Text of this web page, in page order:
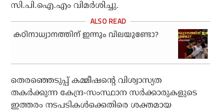
സി.പി.ഐ.എം വിമര്‍ശിച്ചു.
കഠിനാധ്വാനത്തിന് ഇന്നും വിലയുണ്ടോ?
തെരഞ്ഞെടുപ്പ് കമ്മീഷന്റെ വിശ്വാസ്യത
തകര്‍ക്കുന്ന കേന്ദ്ര-സംസ്ഥാന സര്‍ക്കാരുകളുടെ
ഇത്തരം നടപടികള്‍ക്കെതിരെ ശക്തമായ